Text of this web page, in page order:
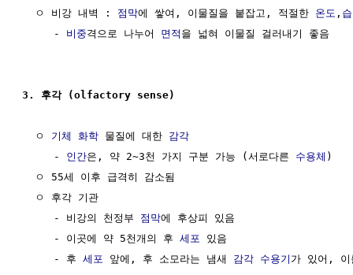
  ㅇ 비강 내벽 :
점막에 쌓여, 이물질을 붙잡고, 적절한 온도 ,
     -
비중격으로 나누어 면적 을 넓혀 이물질 걸러내기 좋음
3. 후각 (olfactory sense)
  ㅇ
기체 화학 물질에 대한 감각
     -
인간은, 약 2~3천 가지 구분 가능 (서로다른 수용체 )
  ㅇ 55세 이후 급격히 감소됨
  ㅇ 후각 기관
     - 비강의 천정부
점막에 후상피 있음
     - 이곳에 약 5천개의 후
세포 있음
     - 후
세포 앞에, 후 소모라는 냄새 감각 수용기 가 있어,